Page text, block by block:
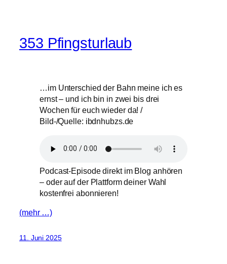
353 Pfingsturlaub
…im Unterschied der Bahn meine ich es
ernst – und ich bin in zwei bis drei
Wochen für euch wieder da! /
Bild-/Quelle: ibdnhubzs.de
Podcast-Episode direkt im Blog anhören
– oder auf der Plattform deiner Wahl
kostenfrei abonnieren!
(mehr …)
11. Juni 2025